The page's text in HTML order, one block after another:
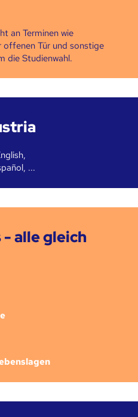
an Terminen wie
offenen Tür und sonstige
die Studienwahl.
...
alle gleich